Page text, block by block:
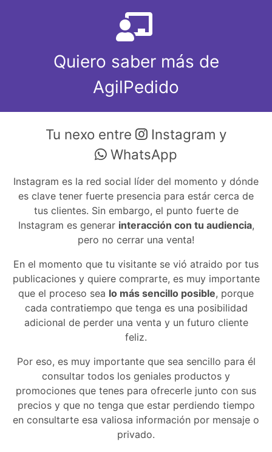
Quiero saber más de
AgilPedido
Tu nexo entre
Instagram y
WhatsApp
Instagram es la red social líder del momento y dónde
es clave tener fuerte presencia para estár cerca de
tus clientes. Sin embargo, el punto fuerte de
Instagram es generar interacción con tu audiencia,
pero no cerrar una venta!
En el momento que tu visitante se vió atraido por tus
publicaciones y quiere comprarte, es muy importante
que el proceso sea lo más sencillo posible, porque
cada contratiempo que tenga es una posibilidad
adicional de perder una venta y un futuro cliente
feliz.
Por eso, es muy importante que sea sencillo para él
consultar todos los geniales productos y
promociones que tenes para ofrecerle junto con sus
precios y que no tenga que estar perdiendo tiempo
en consultarte esa valiosa información por mensaje o
privado.